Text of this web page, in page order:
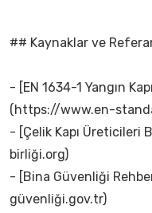
## Kaynaklar ve
- [EN 1634-1 Yangın
(https://www.en-
- [Çelik Kapı Üreticileri
birliği.org)
- [Bina Güvenliği
güvenliği.gov.tr)